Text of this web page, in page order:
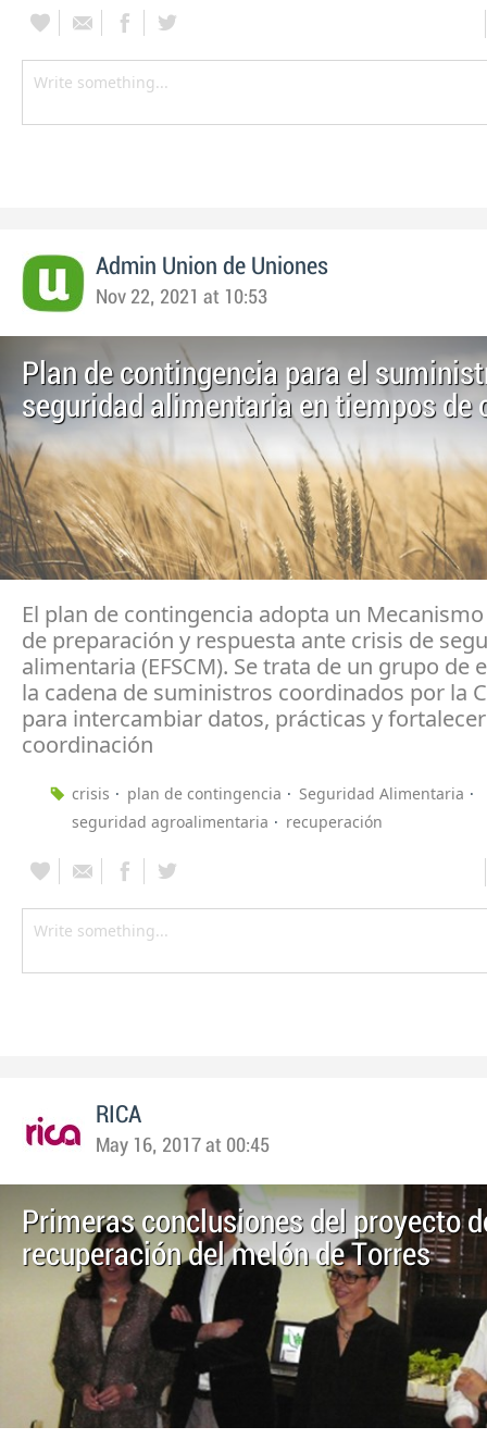
Admin Union de Uniones
Nov 22, 2021 at 10:53
Plan de contingencia para el
seguridad alimentaria en tiempos de
El plan de contingencia adopta un
de preparación y respuesta ante crisis de
alimentaria (EFSCM). Se trata de un grupo de
la cadena de suministros coordinados por la
para intercambiar datos, prácticas y
coordinación
crisis plan de contingencia
Seguridad Alimentaria
seguridad agroalimentaria
recuperación
RICA
May 16, 2017 at 00:45
Primeras conclusiones del proyecto
recuperación del melón de Torres